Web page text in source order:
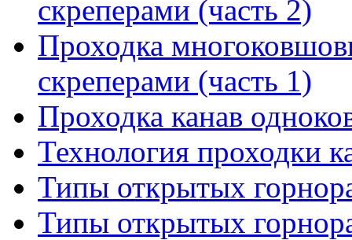
скреперами (часть 2)
Проходка
скреперами (часть 1)
Проходка канав
Технология проходки
Типы открытых
Типы открытых